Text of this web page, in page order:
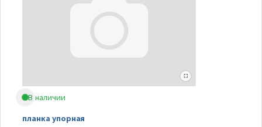
В наличии
планка упорная